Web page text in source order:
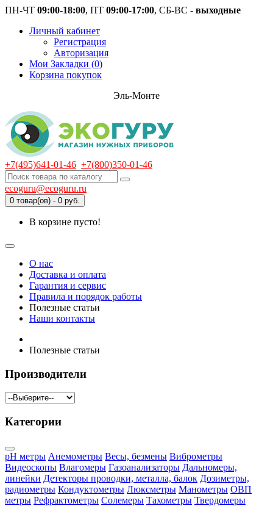
ПН-ЧТ 09:00-18:00, ПТ 09:00-17:00, СБ-ВС - выходные
Личный кабинет
Регистрация
Авторизация
Мои Закладки (0)
Корзина покупок
Эль-Монте
+7(495)641-01-46 +7(800)350-01-46
ecoguru@ecoguru.ru
0 товар(ов) - 0 руб.
В корзине пусто!
О нас
Доставка и оплата
Гарантия и сервис
Правила и порядок работы
Полезные статьи
Наши контакты
Полезные статьи
Производители
Категории
pH метры Анемометры Весы, безмены Виброметры
Видеоскопы Влагомеры Газоанализаторы Дальномеры,
линейки Детекторы проводки, металла, балок Дозиметры,
радиометры Кондуктометры Люксметры Манометры ОВП
метры Рефрактометры Солемеры Тахометры Твердомеры